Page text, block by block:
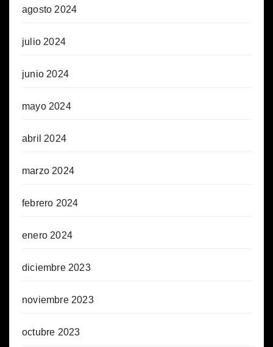
agosto 2024
julio 2024
junio 2024
mayo 2024
abril 2024
marzo 2024
febrero 2024
enero 2024
diciembre 2023
noviembre 2023
octubre 2023